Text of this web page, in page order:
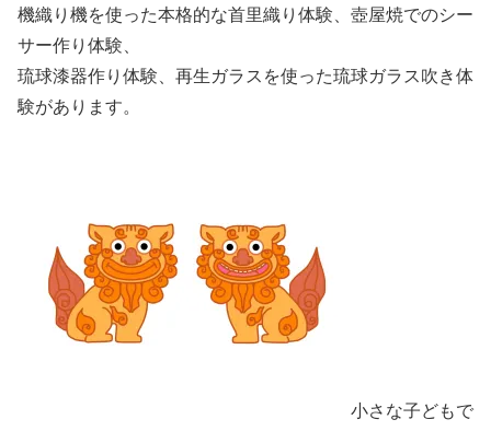
機織り機を使った本格的な首里織り体験、壺屋焼でのシー
サー作り体験、
琉球漆器作り体験、再生ガラスを使った琉球ガラス吹き体
験があります。
小さな子どもで